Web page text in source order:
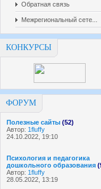
Обратная связь
Межрегиональный сете...
КОНКУРСЫ
ФОРУМ
Полезные сайты (52)
Автор: 1fluffy
24.10.2022, 19:10
Психология и педагогика
дошкольного образования
Автор: 1fluffy
28.05.2022, 13:19